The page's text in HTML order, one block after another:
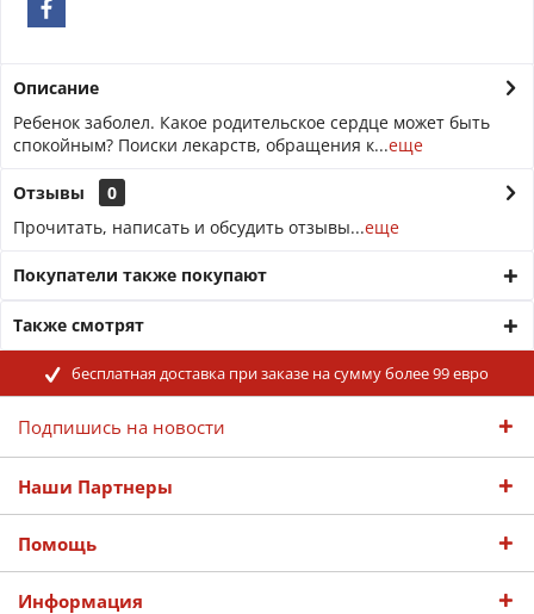
Описание
Ребенок заболел. Какое родительское сердце может быть
спокойным? Поиски лекарств, обращения к...еще
Отзывы
0
Прочитать, написать и обсудить отзывы...еще
Покупатели также покупают
Также смотрят
бесплатная доставка при заказе на сумму более 99 евро
Подпишись на новости
Наши Партнеры
Помощь
Информация